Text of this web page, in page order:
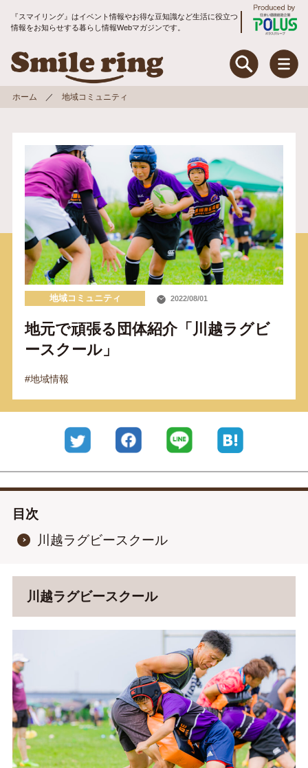
Smile ring
『スマイリング』はイベント情報やお得な豆知識など生活に役立つ
情報をお知らせする暮らし情報Webマガジンです。
Smile ring
住まいのお手入れ&リフォーム
暮らしのお役立ちコラム
地域コミュニティ
トピックス
入居者アンケート
運営会社
ホーム 地域コミュニティ
地域コミュニティ 2022/08/01
地元で頑張る団体紹介「川越ラグビ
ースクール」
#地域情報
Twitter Facebook LINE
目次
川越ラグビースクール
川越ラグビースクール